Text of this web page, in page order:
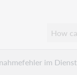
im Dienst